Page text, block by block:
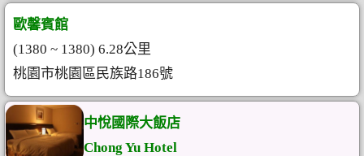
歐馨賓館
(1380 ~ 1380) 6.28公里
桃園市桃園區民族路186號
中悅國際大飯店
Chong Yu Hotel